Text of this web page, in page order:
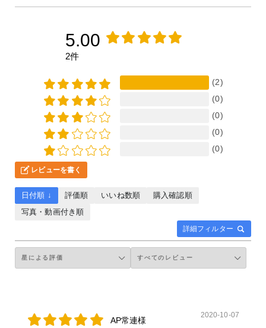
5.00
2件
(2)
(0)
(0)
(0)
(0)
レビューを書く
詳細フィルター
日付順 ↓ 評価順 いいね数順
購入確認順
写真・動画付き順
AP常連様
2020-10-07